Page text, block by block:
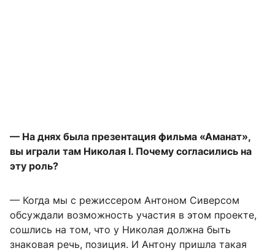
— На днях была презентация фильма «Аманат»,
вы играли там Николая I. Почему согласились на
эту роль?
— Когда мы с режиссером Антоном Сиверсом
обсуждали возможность участия в этом проекте,
сошлись на том, что у Николая должна быть
знаковая речь, позиция. И Антону пришла такая